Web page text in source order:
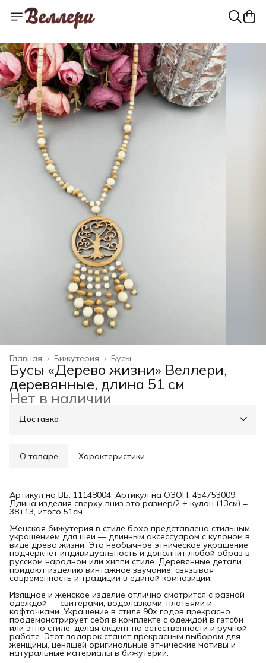
Бусы
Бижутерия ›
Главная ›
Бусы «Дерево жизни» Веллери,
деревянные, длина 51 см
Нет в наличии
Доставка
О товаре Характеристики
Артикул на ВБ: 11148004. Артикул на ОЗОН: 454753009.
Длина изделия сверху вниз это размер/2 + кулон (13см) =
38+13, итого 51см.
Женская бижутерия в стиле бохо представлена стильным
украшением для шеи — длинным аксессуаром с кулоном в
виде древа жизни. Это необычное этническое украшение
подчеркнет индивидуальность и дополнит любой образ в
русском народном или хиппи стиле. Деревянные детали
придают изделию винтажное звучание, связывая
современность и традиции в единой композиции.
Изящное и женское изделие отлично смотрится с разной
одеждой — свитерами, водолазками, платьями и
кофточками. Украшение в стиле 90х годов прекрасно
продемонстрирует себя в комплекте с одеждой в гэтсби
или этно стиле, делая акцент на естественности и ручной
работе. Этот подарок станет прекрасным выбором для
женщины, ценящей оригинальные этнические мотивы и
натуральные материалы в бижутерии.